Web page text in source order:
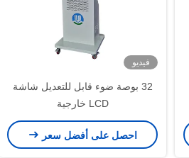
فيديو
32 بوصة ضوء قابل للتعديل شاشة
LCD خارجية
احصل على أفضل سعر